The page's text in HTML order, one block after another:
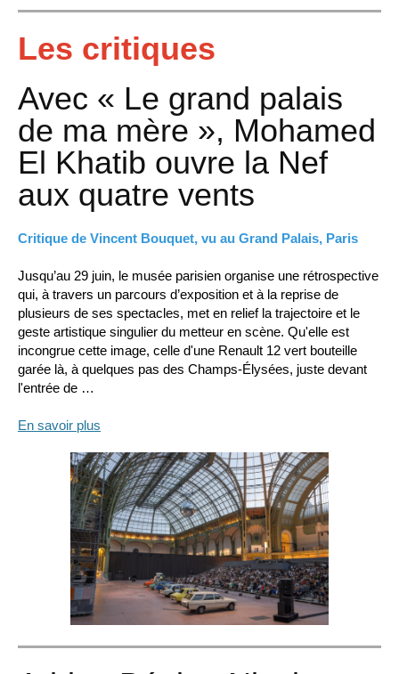
Les critiques
Avec « Le grand palais
de ma mère », Mohamed
El Khatib ouvre la Nef
aux quatre vents
Critique de Vincent Bouquet, vu au Grand Palais, Paris
Jusqu’au 29 juin, le musée parisien organise une rétrospective
qui, à travers un parcours d’exposition et à la reprise de
plusieurs de ses spectacles, met en relief la trajectoire et le
geste artistique singulier du metteur en scène. Qu'elle est
incongrue cette image, celle d'une Renault 12 vert bouteille
garée là, à quelques pas des Champs-Élysées, juste devant
l'entrée de …
En savoir plus